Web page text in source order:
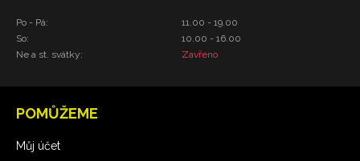
Po - Pá:
So:
Ne a st. svátky:
11.00 - 19.00
10.00 - 16.00
Zavřeno
POMŮŽEME
Můj účet